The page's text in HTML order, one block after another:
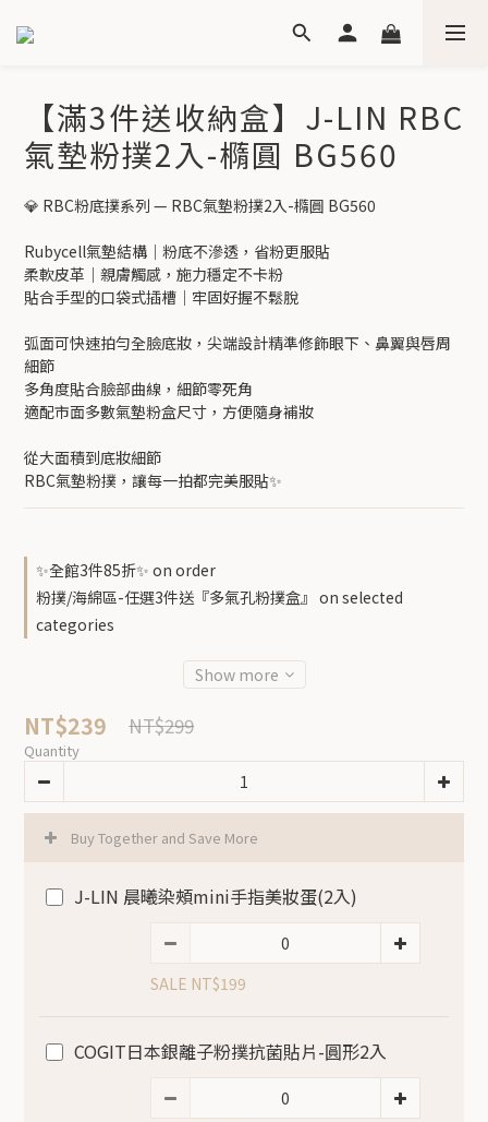
【滿3件送收納盒】J-LIN RBC
氣墊粉撲2入-橢圓 BG560
💎 RBC粉底撲系列 — RBC氣墊粉撲2入-橢圓 BG560
Rubycell氣墊結構｜粉底不滲透，省粉更服貼
柔軟皮革｜親膚觸感，施力穩定不卡粉
貼合手型的口袋式插槽｜牢固好握不鬆脫
弧面可快速拍勻全臉底妝，尖端設計精準修飾眼下、鼻翼與唇周
細節
多角度貼合臉部曲線，細節零死角
適配市面多數氣墊粉盒尺寸，方便隨身補妝
從大面積到底妝細節
RBC氣墊粉撲，讓每一拍都完美服貼✨
✨全館3件85折✨ on order
粉撲/海綿區-任選3件送『多氣孔粉撲盒』 on selected
categories
Show more
NT$239 NT$299
Quantity
Buy Together and Save More
J-LIN 晨曦染頰mini手指美妝蛋(2入)
SALE NT$199
COGIT日本銀離子粉撲抗菌貼片-圓形2入